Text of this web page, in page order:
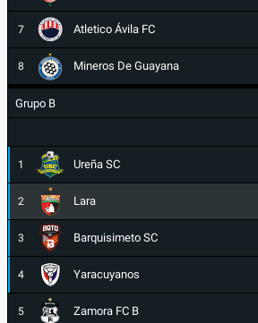
7 Atletico Ávila FC
8 Mineros De Guayana
Grupo B
1 Ureña SC
2 Lara
3 Barquisimeto SC
4 Yaracuyanos
5 Zamora FC B